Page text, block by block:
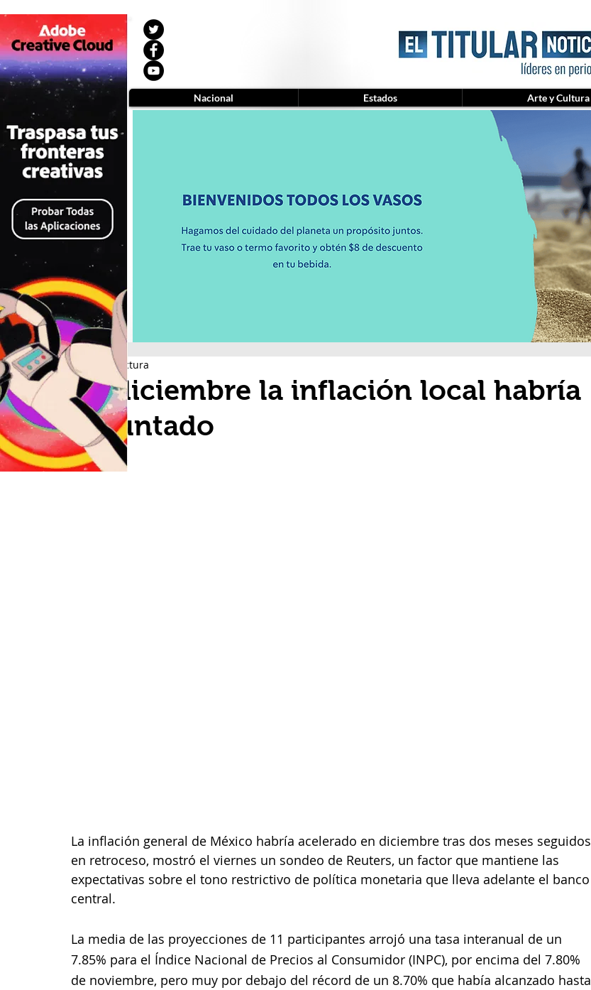
En diciembre la inflación local habría
repuntado
2 min de lectura
La inflación general de México habría acelerado en diciembre tras dos meses seguidos
en retroceso, mostró el viernes un sondeo de Reuters, un factor que mantiene las
expectativas sobre el tono restrictivo de política monetaria que lleva adelante el banco
central.
La media de las proyecciones de 11 participantes arrojó una tasa interanual de un
7.85% para el Índice Nacional de Precios al Consumidor (INPC), por encima del 7.80%
de noviembre, pero muy por debajo del récord de un 8.70% que había alcanzado hasta
Nacional Estados Arte y Cultura